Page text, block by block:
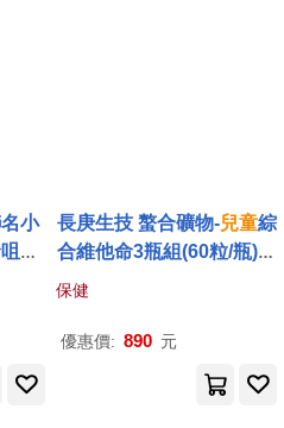
小
嚼
長庚生技 螯合礦物-兒童綜
合維他命3瓶組(60粒/瓶)特
別添加藍莓果汁粉;香甜好
保健
優惠價: 890 元